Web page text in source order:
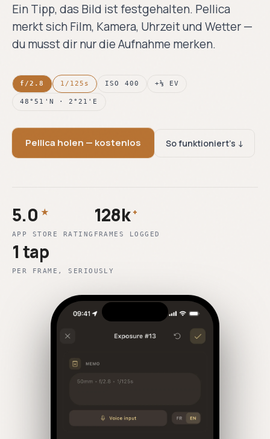
◍ iOS
Jetzt im App Store.
◐ Android
Play.
BLOG
Depeschen aus
der
Dunkelkammer.
Analogfotografen.
Blog
Android
Ein Tipp, das Bild ist festgehalten. Pellica
merkt sich Film, Kamera, Uhrzeit und Wetter —
du musst dir nur die Aufnahme merken.
f/2.8 1/125s ISO 400 +⅓ EV
48°51'N · 2°21'E
Pellica holen — kostenlos So funktioniert's ↓
5.0 ★
APP STORE RATING
128k +
FRAMES LOGGED
1 tap
PER FRAME, SERIOUSLY